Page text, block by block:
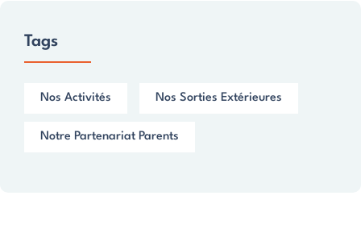
Tags
Nos Activités Nos Sorties Extérieures
Notre Partenariat Parents